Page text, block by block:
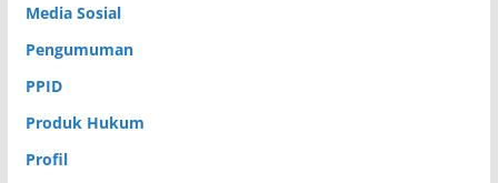
Media Sosial
Pengumuman
PPID
Produk Hukum
Profil